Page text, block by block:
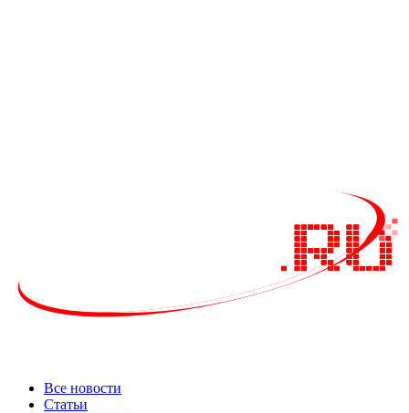
Все новости
Статьи